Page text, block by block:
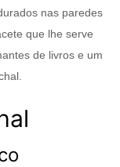
nas paredes
que lhe serve
de livros e um